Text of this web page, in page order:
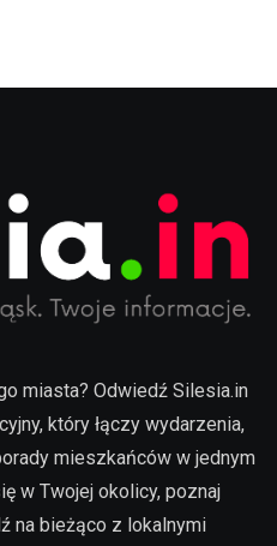
miasta? Odwiedź Silesia.in
który łączy wydarzenia,
mieszkańców w jednym
w Twojej okolicy, poznaj
na bieżąco z lokalnymi